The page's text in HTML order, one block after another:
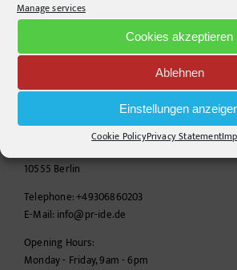
Manage services
Cookies akzeptieren
Ablehnen
Einstellungen
Cookie PolicyPrivacy Statement
pr-ide
10555 Berlin
Telephone:+49306860203
E-Mail: info@pr-ide.de
Opening Hours:
Monday - Friday, 9am - 6pm